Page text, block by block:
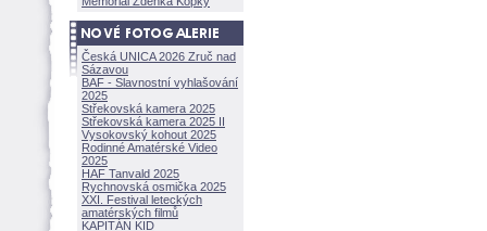
Česká UNICA 2026 Zruč nad
Sázavou
BAF - Slavnostní vyhlašování
2025
Střekovská kamera 2025
Střekovská kamera 2025 II
Vysokovský kohout 2025
Rodinné Amatérské Video
2025
HAF Tanvald 2025
Rychnovská osmička 2025
XXI. Festival leteckých
amatérských filmů
KAPITÁN KID